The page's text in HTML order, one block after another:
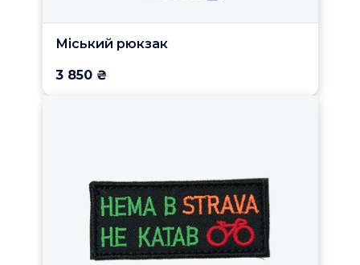
Міський рюкзак
3 850 ₴